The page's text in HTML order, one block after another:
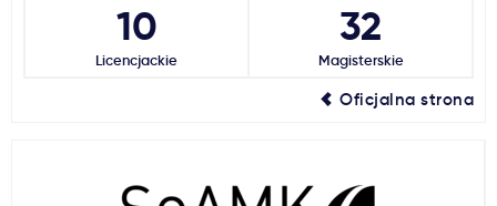
10
Licencjackie
32
Magisterskie
Oficjalna strona